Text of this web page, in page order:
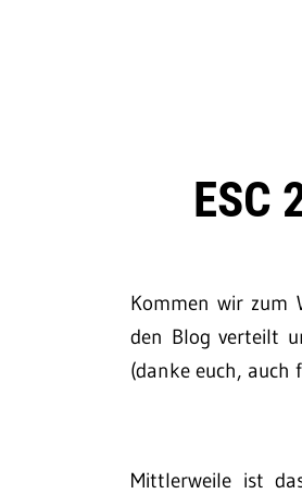
ESC
Kommen wir zum
den Blog verteilt
(danke euch, auch
Mittlerweile ist